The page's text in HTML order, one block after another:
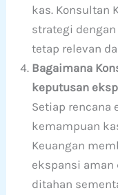
kas. Konsultan
strategi
tetap relevan
Bagaimana
keputusan
Setiap rencana
kemampuan
Keuangan
ekspansi
ditahan